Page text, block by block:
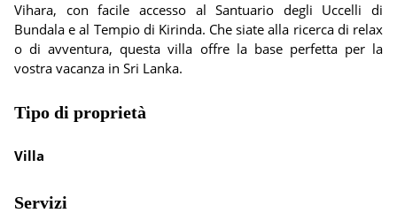
Vihara, con facile accesso al Santuario degli Uccelli di
Bundala e al Tempio di Kirinda. Che siate alla ricerca di relax
o di avventura, questa villa offre la base perfetta per la
vostra vacanza in Sri Lanka.
Tipo di proprietà
Villa
Servizi